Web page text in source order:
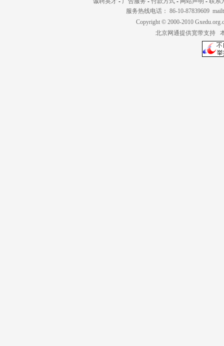
服务热线电话： 86-10-87839609
Copyright © 2000-2010
北京网通提供宽带支持